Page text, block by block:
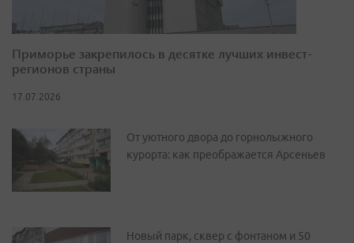
Приморье закрепилось в десятке лучших инвест-
регионов страны
17.07.2026
От уютного двора до горнолыжного
курорта: как преображается Арсеньев
Новый парк, сквер с фонтаном и 50